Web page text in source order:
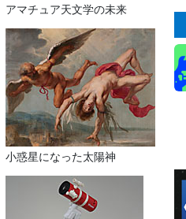
アマチュア天文学の未来
小惑星になった太陽神